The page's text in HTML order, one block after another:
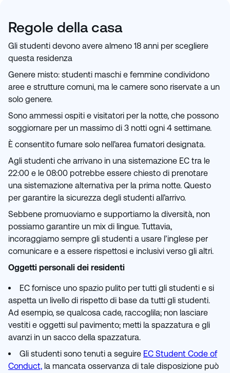
Regole della casa
Gli studenti devono avere almeno 18 anni per scegliere
questa residenza
Genere misto: studenti maschi e femmine condividono
aree e strutture comuni, ma le camere sono riservate a un
solo genere.
Sono ammessi ospiti e visitatori per la notte, che possono
soggiornare per un massimo di 3 notti ogni 4 settimane.
È consentito fumare solo nell’area fumatori designata.
Agli studenti che arrivano in una sistemazione EC tra le
22:00 e le 08:00 potrebbe essere chiesto di prenotare
una sistemazione alternativa per la prima notte. Questo
per garantire la sicurezza degli studenti all’arrivo.
Sebbene promuoviamo e supportiamo la diversità, non
possiamo garantire un mix di lingue. Tuttavia,
incoraggiamo sempre gli studenti a usare l’inglese per
comunicare e a essere rispettosi e inclusivi verso gli altri.
Oggetti personali dei residenti
EC fornisce uno spazio pulito per tutti gli studenti e si
aspetta un livello di rispetto di base da tutti gli studenti.
Ad esempio, se qualcosa cade, raccoglila; non lasciare
vestiti e oggetti sul pavimento; metti la spazzatura e gli
avanzi in un sacco della spazzatura.
Gli studenti sono tenuti a seguire EC Student Code of
Conduct, la mancata osservanza di tale disposizione può